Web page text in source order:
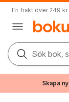
Fri frakt över 249 kr
Sök bok,
Skapa